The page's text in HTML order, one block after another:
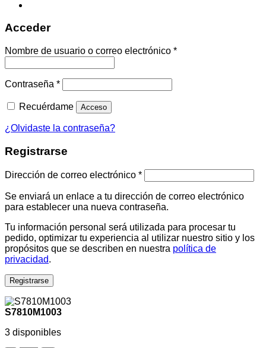
Acceder
Nombre de usuario o correo electrónico *
Contraseña *
Recuérdame Acceso
¿Olvidaste la contraseña?
Registrarse
Dirección de correo electrónico *
Se enviará un enlace a tu dirección de correo electrónico
para establecer una nueva contraseña.
Tu información personal será utilizada para procesar tu
pedido, optimizar tu experiencia al utilizar nuestro sitio y los
propósitos que se describen en nuestra política de
privacidad.
Registrarse
S7810M1003
3 disponibles